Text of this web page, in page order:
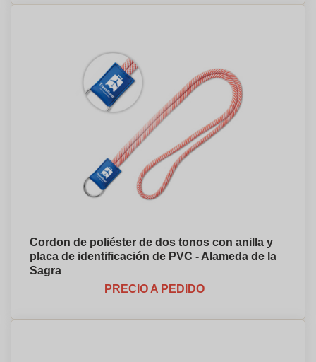
Cordon de poliéster de dos tonos con anilla y
placa de identificación de PVC - Alameda de la
Sagra
PRECIO A PEDIDO